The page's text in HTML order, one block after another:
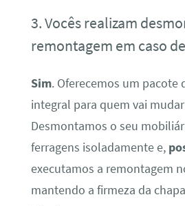
3. Vocês realizam
remontagem em caso
Sim. Oferecemos um pacote
integral para quem vai
Desmontamos o seu
ferragens isoladamente e,
executamos a remontagem
mantendo a firmeza da